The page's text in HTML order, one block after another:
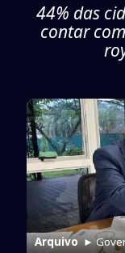
44% das
contar
Arquivo►